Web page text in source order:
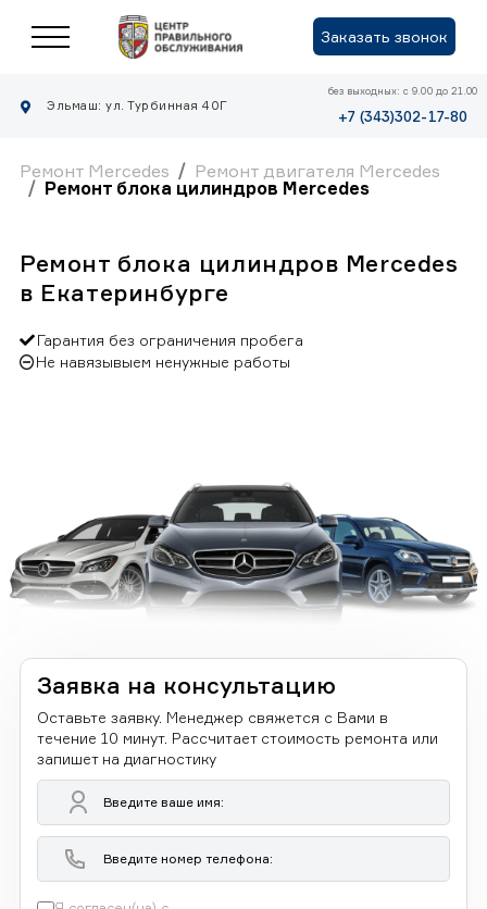
Заказать звонок
Эльмаш: ул. Турбинная 40Г
без выходных: с 9.00 до 21.00
+7 (343)302-17-80
Ремонт Mercedes
Ремонт двигателя Mercedes
Ремонт блока цилиндров Mercedes
Ремонт блока цилиндров Mercedes
в Екатеринбурге
Гарантия без ограничения пробега
Не навязывыем ненужные работы
Заявка на консультацию
Оставьте заявку. Менеджер свяжется с Вами в
течение 10 минут. Рассчитает стоимость ремонта или
запишет на диагностику